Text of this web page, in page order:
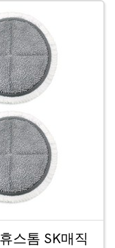
스톰 SK매직